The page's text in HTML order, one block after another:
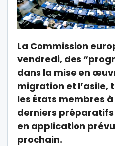
La Commission
vendredi, des
dans la mise en
migration et l’asile,
les États membres
derniers
en application
prochain.